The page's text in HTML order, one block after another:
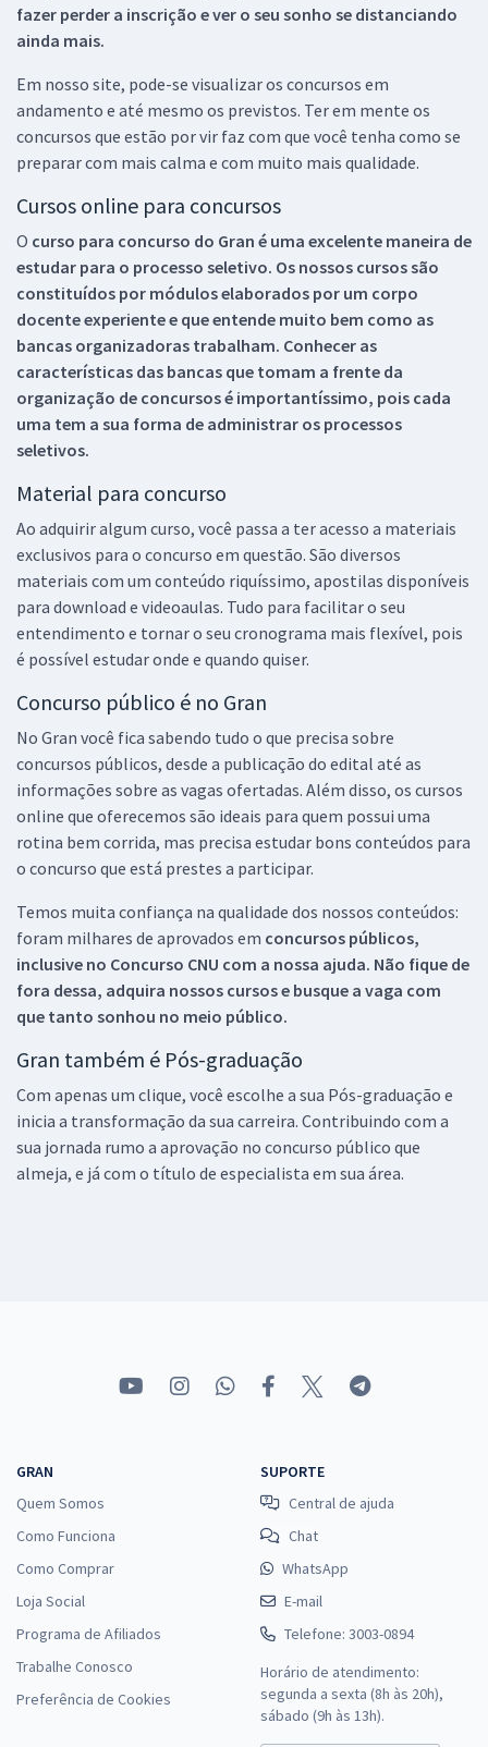
fazer perder a inscrição e ver o seu sonho se distanciando
ainda mais.
Em nosso site, pode-se visualizar os concursos em
andamento e até mesmo os previstos. Ter em mente os
concursos que estão por vir faz com que você tenha como se
preparar com mais calma e com muito mais qualidade.
Cursos online para concursos
O curso para concurso do Gran é uma excelente maneira de
estudar para o processo seletivo. Os nossos cursos são
constituídos por módulos elaborados por um corpo
docente experiente e que entende muito bem como as
bancas organizadoras trabalham. Conhecer as
características das bancas que tomam a frente da
organização de concursos é importantíssimo, pois cada
uma tem a sua forma de administrar os processos
seletivos.
Material para concurso
Ao adquirir algum curso, você passa a ter acesso a materiais
exclusivos para o concurso em questão. São diversos
materiais com um conteúdo riquíssimo, apostilas disponíveis
para download e videoaulas. Tudo para facilitar o seu
entendimento e tornar o seu cronograma mais flexível, pois
é possível estudar onde e quando quiser.
Concurso público é no Gran
No Gran você fica sabendo tudo o que precisa sobre
concursos públicos, desde a publicação do edital até as
informações sobre as vagas ofertadas. Além disso, os cursos
online que oferecemos são ideais para quem possui uma
rotina bem corrida, mas precisa estudar bons conteúdos para
o concurso que está prestes a participar.
Temos muita confiança na qualidade dos nossos conteúdos:
foram milhares de aprovados em concursos públicos,
inclusive no Concurso CNU com a nossa ajuda. Não fique de
fora dessa, adquira nossos cursos e busque a vaga com
que tanto sonhou no meio público.
Gran também é Pós-graduação
Com apenas um clique, você escolhe a sua Pós-graduação e
inicia a transformação da sua carreira. Contribuindo com a
sua jornada rumo a aprovação no concurso público que
almeja, e já com o título de especialista em sua área.
GRAN
Quem Somos
Como Funciona
Como Comprar
Loja Social
Programa de Afiliados
Trabalhe Conosco
Preferência de Cookies
SUPORTE
Central de ajuda
Chat
WhatsApp
E-mail
Telefone: 3003-0894
Horário de atendimento:
segunda a sexta (8h às 20h),
sábado (9h às 13h).